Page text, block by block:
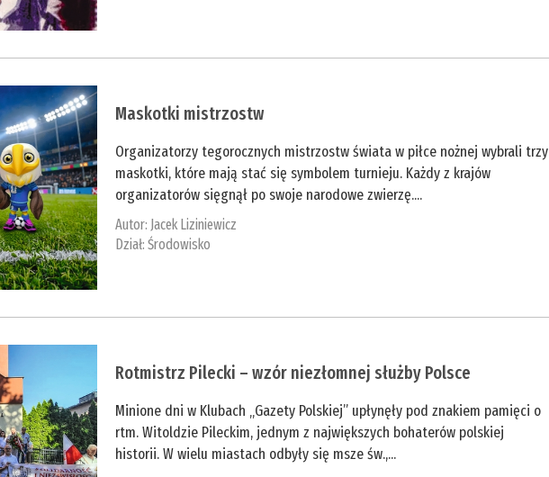
Maskotki mistrzostw
Organizatorzy tegorocznych mistrzostw świata w piłce nożnej wybrali trzy
maskotki, które mają stać się symbolem turnieju. Każdy z krajów
organizatorów sięgnął po swoje narodowe zwierzę....
Autor: Jacek Liziniewicz
Dział:Środowisko
Rotmistrz Pilecki – wzór niezłomnej służby Polsce
Minione dni w Klubach „Gazety Polskiej” upłynęły pod znakiem pamięci o
rtm. Witoldzie Pileckim, jednym z największych bohaterów polskiej
historii. W wielu miastach odbyły się msze św.,...